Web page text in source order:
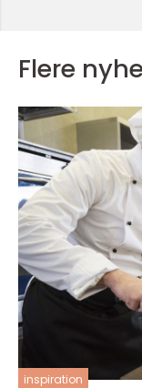
Flere
inspiration